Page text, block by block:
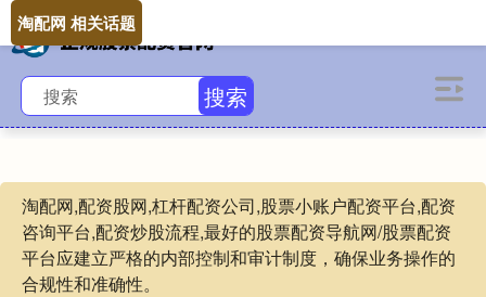
搜索
淘配网,配资股网,杠杆配资公司,股票小账户配资平台,配资
咨询平台,配资炒股流程,最好的股票配资导航网/股票配资
平台应建立严格的内部控制和审计制度，确保业务操作的
合规性和准确性。
淘配网 相关话题